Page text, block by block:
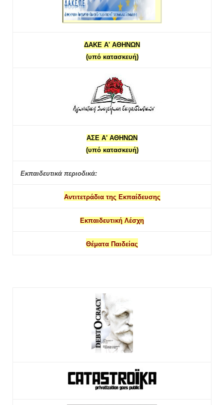
ΔΑΚΕ Α' ΑΘΗΝΩΝ
(υπό κατασκευή)
ΑΣΕ Α' ΑΘΗΝΩΝ
(υπό κατασκευή)
Εκπαιδευτικά περιοδικά:
Αντιτετράδια της Εκπαίδευσης
Εκπαιδευτική Λέσχη
Θέματα Παιδείας